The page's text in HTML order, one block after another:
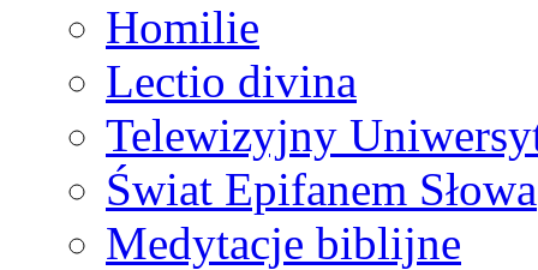
Homilie
Lectio divina
Telewizyjny
Świat Epifanem Słowa
Medytacje biblijne